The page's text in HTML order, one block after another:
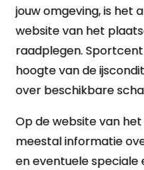
jouw omgeving, is het
website van het
raadplegen.
hoogte van de
over beschikbare
Op de website van
meestal informatie
en eventuele